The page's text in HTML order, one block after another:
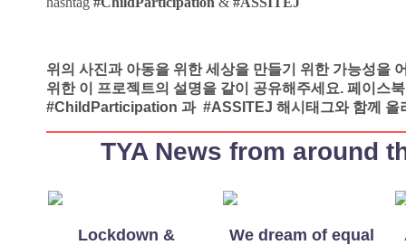
위의 사진과 아동을 위한 세상을 만들기 위한 가능성을
위한 이 프로젝트의 설명을 같이 공유해주세요. 페이스
#ChildParticipation 과 #ASSITEJ 해시태그와 함께 올
TYA News from around
Lockdown &
We dream of equal